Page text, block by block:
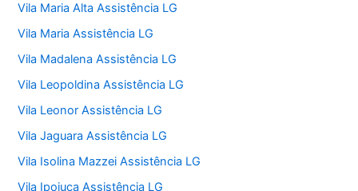
Vila Maria Alta Assistência LG
Vila Maria Assistência LG
Vila Madalena Assistência LG
Vila Leopoldina Assistência LG
Vila Leonor Assistência LG
Vila Jaguara Assistência LG
Vila Isolina Mazzei Assistência LG
Vila Ipojuca Assistência LG